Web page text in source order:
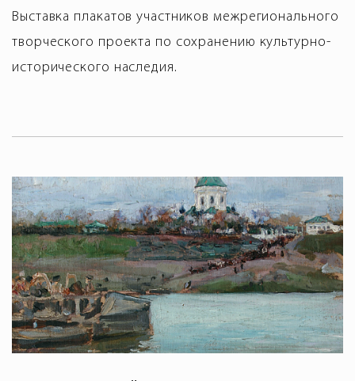
Выставка плакатов участников межрегионального
творческого проекта по сохранению культурно-
исторического наследия.